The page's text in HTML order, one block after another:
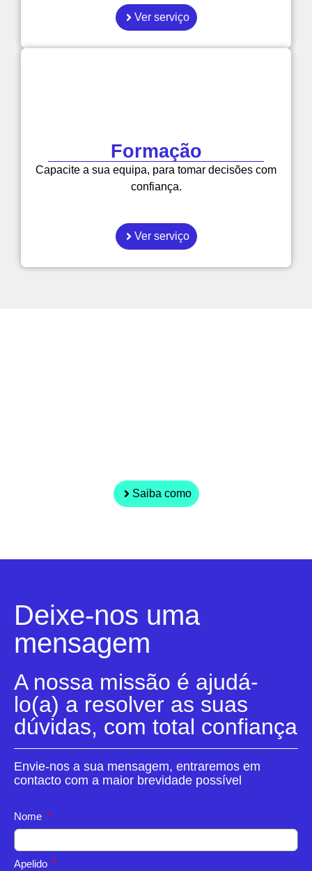
Ver serviço
Formação
Capacite a sua equipa, para tomar decisões com
confiança.
Ver serviço
Saiba como
Deixe-nos uma
mensagem
A nossa missão é ajudá-
lo(a) a resolver as suas
dúvidas, com total confiança
Envie-nos a sua mensagem, entraremos em
contacto com a maior brevidade possível
Nome
Apelido